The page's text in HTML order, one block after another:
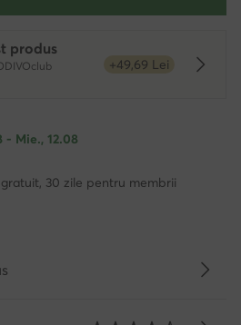
produs
+49,69 Lei
- Mie., 12.08
30 zile pentru membrii